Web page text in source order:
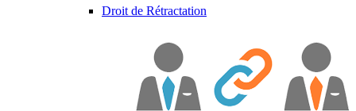
Droit de Rétractation